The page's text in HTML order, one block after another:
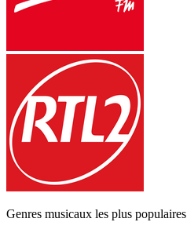
Genres musicaux les plus populaires